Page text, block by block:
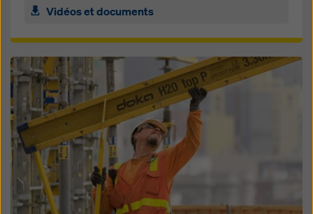
Vidéos et documents